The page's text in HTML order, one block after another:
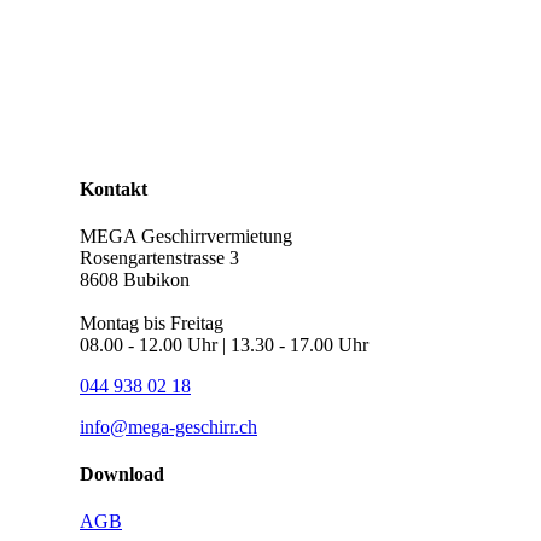
Kontakt
MEGA Geschirrvermietung
Rosengartenstrasse 3
8608 Bubikon
Montag bis Freitag
08.00 - 12.00 Uhr | 13.30 - 17.00 Uhr
044 938 02 18
info@mega-geschirr.ch
Download
AGB